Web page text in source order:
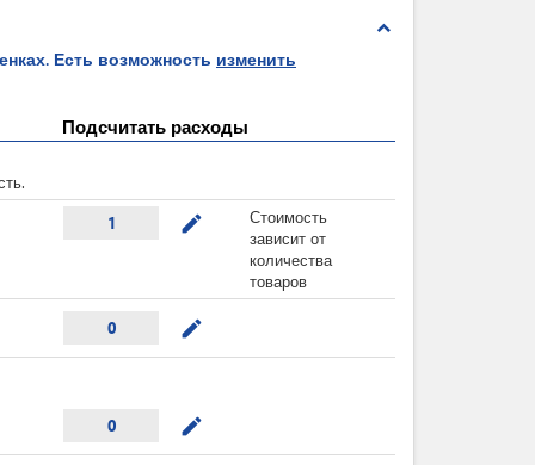
expand_less
Есть возможность изменить
Подсчитать расходы
1 mode_edit
Стоимость
зависит от
количества
товаров
0 mode_edit
0 mode_edit